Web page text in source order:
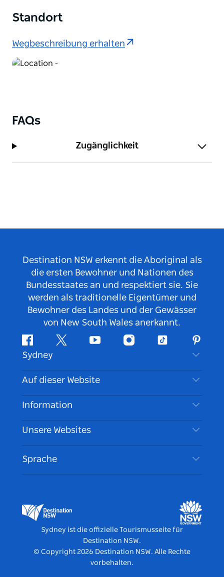
Standort
Wegbeschreibung erhalten
FAQs
Zugänglichkeit
Destination NSW erkennt die Aboriginal als
die ersten Bewohner und Nationen des
Bundesstaates an und respektiert sie. Sie
werden als traditionelle Eigentümer und
Bewohner des Landes und der Gewässer
von New South Wales anerkannt.
FacebookTwitter YouTubeInstagramTikTok
Sydney
Kontaktieren Sie uns
Haftungsausschluss
Cookie Notice
Auf dieser Website
Reiseziele
Aktivitäten
Veranstaltungen
Unterkunft
Information
Reiseinformationen
Barrierefreies Sydney
Tragen Sie Ihr Unternehmen ein
Unsere Websites
Destination NSW Medienzentrum
Vivid Sydney
Sprache
Sydney ist die offizielle Tourismusseite für
Destination NSW.
© Copyright 2026 Destination NSW. Alle Rechte
vorbehalten.